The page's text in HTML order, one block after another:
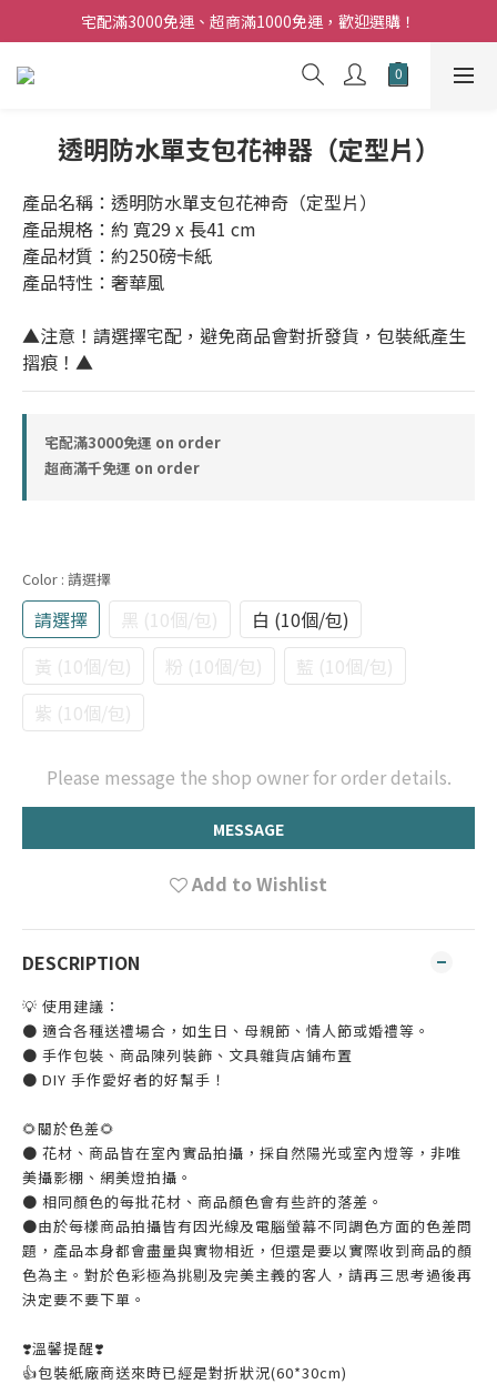
夏日購花福利．消費不限金額【贈】乾燥玫瑰乙束
宅配滿3000免運、超商滿1000免運，歡迎選購！
門市與官網，單筆訂單滿兩萬，皆享9折優惠！
透明防水單支包花神器（定型片）
產品名稱：透明防水單支包花神奇（定型片）
產品規格：約 寬29 x 長41 cm
產品材質：約250磅卡紙
產品特性：奢華風
▲注意！請選擇宅配，避免商品會對折發貨，包裝紙產生
摺痕！▲
宅配滿3000免運 on order
超商滿千免運 on order
Color : 請選擇
請選擇 黑 (10個/包)
白 (10個/包)
黃 (10個/包)
粉 (10個/包)
藍 (10個/包)
紫 (10個/包)
Please message the shop owner for order details.
MESSAGE
Add to Wishlist
DESCRIPTION
💡 使用建議：
● 適合各種送禮場合，如生日、母親節、情人節或婚禮等。
● 手作包裝、商品陳列裝飾、文具雜貨店鋪布置
● DIY 手作愛好者的好幫手！
🌻關於色差🌻
● 花材、商品皆在室內實品拍攝，採自然陽光或室內燈等，非唯
美攝影棚、網美燈拍攝。
● 相同顏色的每批花材、商品顏色會有些許的落差。
●由於每樣商品拍攝皆有因光線及電腦螢幕不同調色方面的色差問
題，產品本身都會盡量與實物相近，但還是要以實際收到商品的顏
色為主。對於色彩極為挑剔及完美主義的客人，請再三思考過後再
決定要不要下單。
❣️溫馨提醒❣️
👍️包裝紙廠商送來時已經是對折狀況(60*30cm)